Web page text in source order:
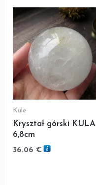
Kule
Kryształ górski KULA
6,8cm
36.06 €